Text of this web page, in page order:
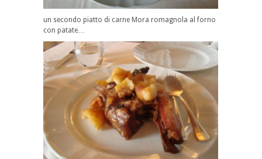
un secondo piatto di carne Mora romagnola al forno
con patate…